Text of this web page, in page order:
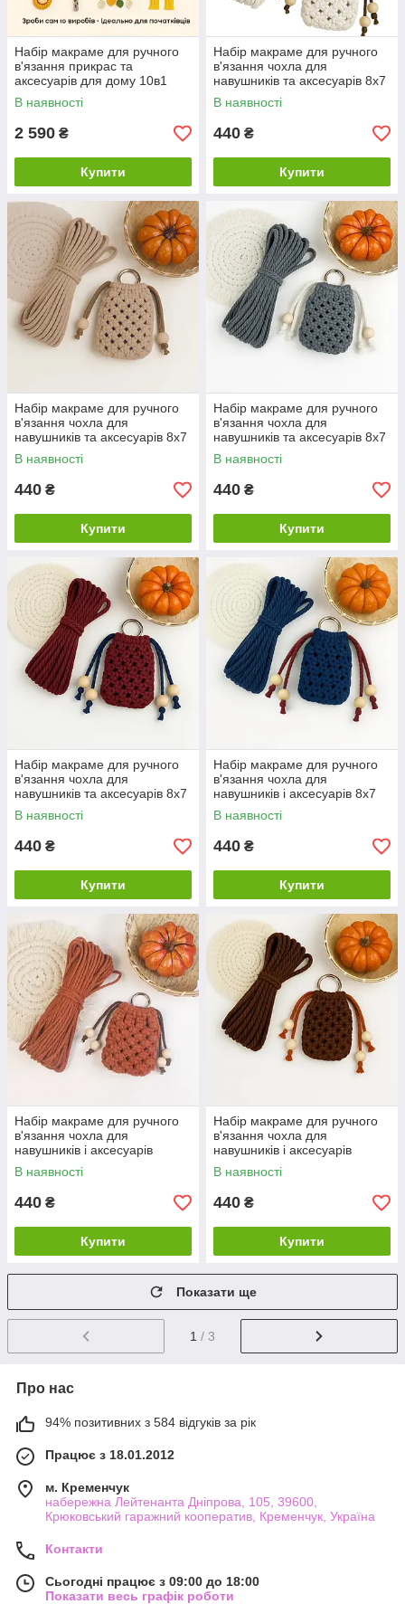
Набір макраме для ручного
в'язання прикрас та
аксесуарів для дому 10в1
для рукоділля та творчості
В наявності
2 590 ₴
Купити
Набір макраме для ручного
в'язання чохла для
навушників та аксесуарів 8х7
см колір білий для рукоділля
та творчості
В наявності
440 ₴
Купити
Набір макраме для ручного
в'язання чохла для
навушників та аксесуарів 8х7
см колір бежевий для
рукоділля та творчості
В наявності
440 ₴
Купити
Набір макраме для ручного
в'язання чохла для
навушників та аксесуарів 8х7
см сірий для рукоділля та
творчості
В наявності
440 ₴
Купити
Набір макраме для ручного
в'язання чохла для
навушників та аксесуарів 8х7
см бордовий для рукоділля
та творчості
В наявності
440 ₴
Купити
Набір макраме для ручного
в'язання чохла для
навушників і аксесуарів 8х7
см темно-синій для рукоділля
та творчості
В наявності
440 ₴
Купити
Набір макраме для ручного
в'язання чохла для
навушників і аксесуарів
8х7см помаранчевий для
рукоділля та творчості
В наявності
440 ₴
Купити
Набір макраме для ручного
в'язання чохла для
навушників і аксесуарів
8х7см коричневий для
рукоділля,творчості
В наявності
440 ₴
Купити
Показати ще
1 / 3
Про нас
94% позитивних з 584 відгуків за рік
Працює з 18.01.2012
м. Кременчук
набережна Лейтенанта Дніпрова, 105, 39600,
Крюковський гаражний кооператив, Кременчук, Україна
Контакти
Сьогодні працює з 09:00 до 18:00
Показати весь графік роботи